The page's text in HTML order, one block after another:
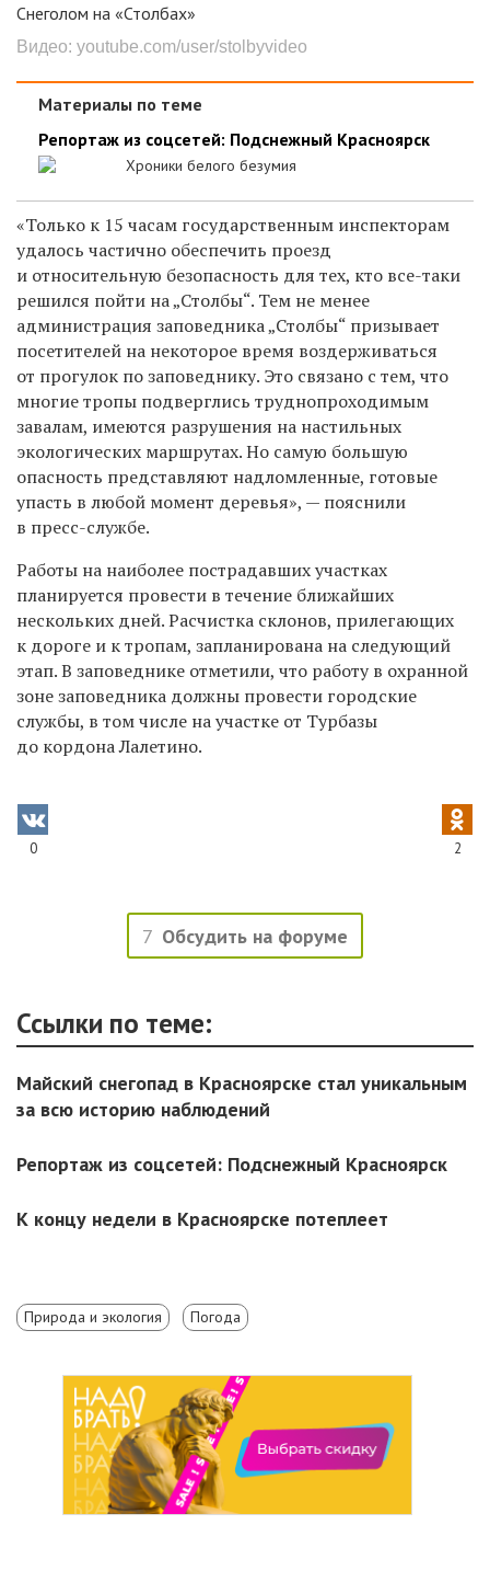
Снеголом на «Столбах»
Видео: youtube.com/user/stolbyvideo
Материалы по теме
Репортаж из соцсетей: Подснежный Красноярск
Хроники белого безумия
«Только к 15 часам государственным инспекторам
удалось частично обеспечить проезд
и относительную безопасность для тех, кто все-таки
решился пойти на „Столбы“. Тем не менее
администрация заповедника „Столбы“ призывает
посетителей на некоторое время воздерживаться
от прогулок по заповеднику. Это связано с тем, что
многие тропы подверглись труднопроходимым
завалам, имеются разрушения на настильных
экологических маршрутах. Но самую большую
опасность представляют надломленные, готовые
упасть в любой момент деревья», — пояснили
в пресс-службе.
Работы на наиболее пострадавших участках
планируется провести в течение ближайших
нескольких дней. Расчистка склонов, прилегающих
к дороге и к тропам, запланирована на следующий
этап. В заповеднике отметили, что работу в охранной
зоне заповедника должны провести городские
службы, в том числе на участке от Турбазы
до кордона Лалетино.
0 2
7 Обсудить на форуме
Ссылки по теме:
Майский снегопад в Красноярске стал уникальным
за всю историю наблюдений
Репортаж из соцсетей: Подснежный Красноярск
К концу недели в Красноярске потеплеет
Природа и экология Погода